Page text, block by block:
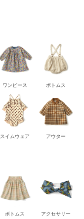
ワンピース ボトムス
スイムウェア アウター
ボトムス アクセサリー